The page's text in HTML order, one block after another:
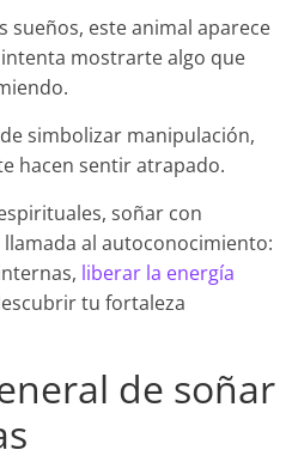
sueños, este animal aparece
mostrarte algo que
simbolizar manipulación,
hacen sentir atrapado.
soñar con
al autoconocimiento:
liberar la energía
tu fortaleza
de soñar